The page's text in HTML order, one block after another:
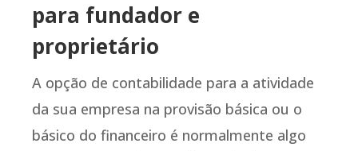
para fundador e
proprietário
A opção de contabilidade para a atividade
da sua empresa na provisão básica ou o
básico do financeiro é normalmente algo